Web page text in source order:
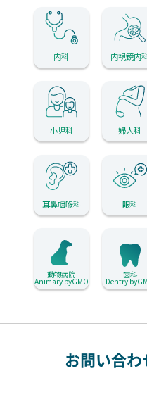
内科 内視鏡内
小児科 婦人科
耳鼻咽喉科 眼科
動物病院
Animary byGMO
歯科
Dentry
お問い合わ